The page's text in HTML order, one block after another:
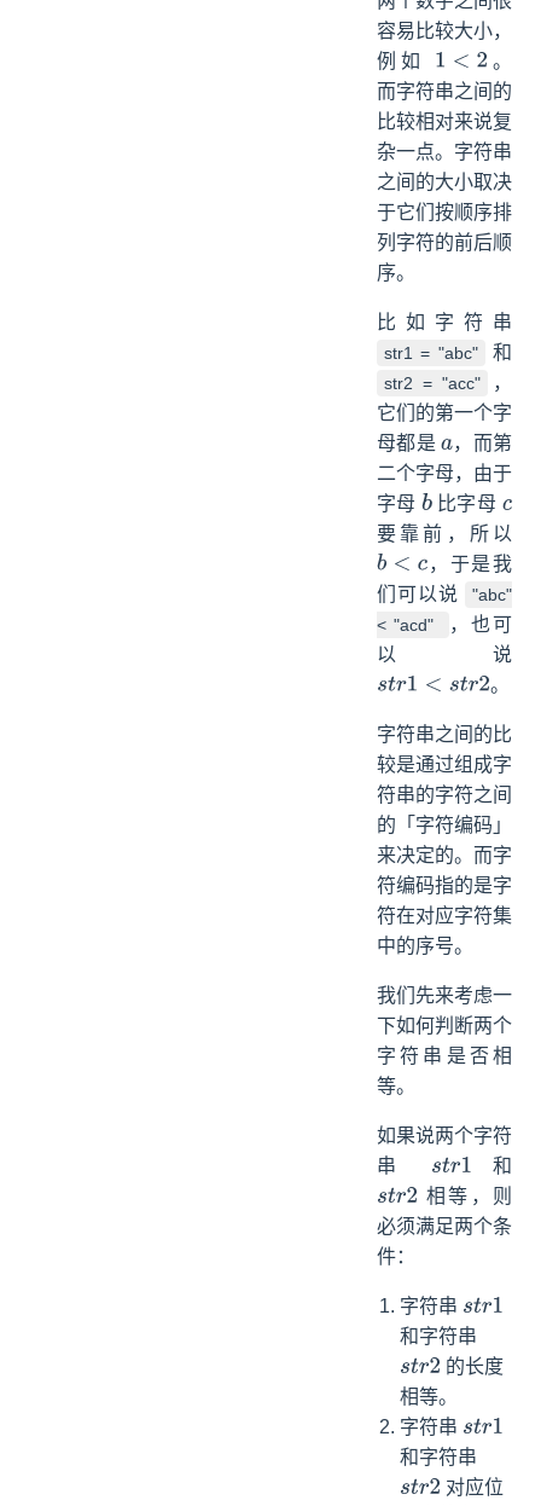
容易比较大小，
例如 1 <2
。
而字符串之间的
比较相对来说复
杂一点。字符串
之间的大小取决
于它们按顺序排
列字符的前后顺
序。
比如字符串
str1 = "abc" 和
str2 = "acc"
，
它们的第一个字
母都是a，而第
二个字母，由于
字母b比字母 c
要靠前，所以
b <c
，于是我
们可以说
"abc"
< "acd"
，也可
以说
str1< str2 。
字符串之间的比
较是通过组成字
符串的字符之间
的「字符编码」
来决定的。而字
符编码指的是字
符在对应字符集
中的序号。
我们先来考虑一
下如何判断两个
字符串是否相
等。
如果说两个字符
串 str1
和
str2
相等，则
必须满足两个条
件：
字符串 str1
和字符串
str2
的长度
相等。
字符串 str1
和字符串
str2
对应位